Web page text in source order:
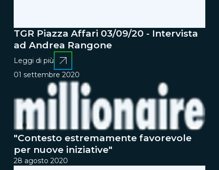
TGR Piazza Affari 03/09/20 - Intervista
ad Andrea Rangone
Leggi di più
01 settembre 2020
"Contesto estremamente favorevole
per nuove iniziative"
28 agosto 2020